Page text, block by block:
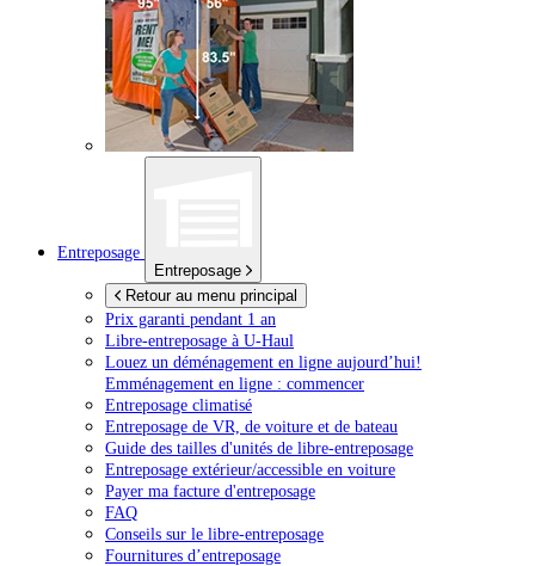
Entreposage
Entreposage
Retour au menu principal
Prix garanti pendant 1 an
Libre-entreposage à U-Haul
Louez un déménagement en ligne aujourd’hui!
Emménagement en ligne : commencer
Entreposage climatisé
Entreposage de VR, de voiture et de bateau
Guide des tailles d'unités de libre-entreposage
Entreposage extérieur/accessible en voiture
Payer ma facture d'entreposage
FAQ
Conseils sur le libre-entreposage
Fournitures d’entreposage